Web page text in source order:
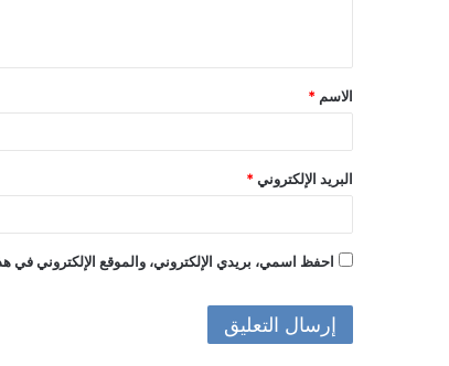
ق
*
الاسم *
البريد الإلكتروني *
احفظ اسمي، بريدي الإلكتروني، والموقع الإلكتروني في